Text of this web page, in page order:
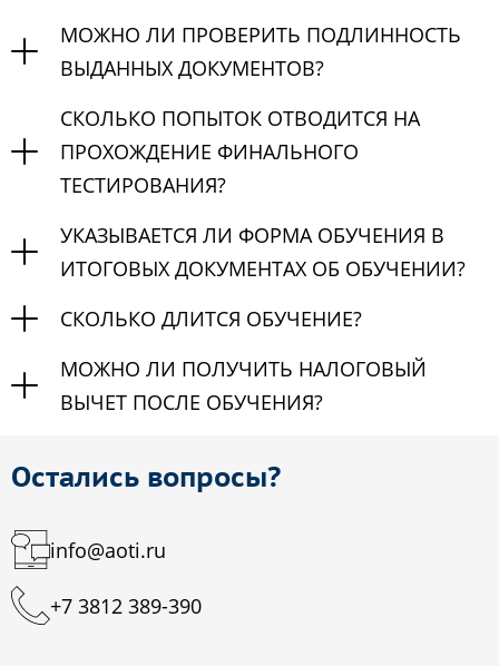
МОЖНО ЛИ ПРОВЕРИТЬ ПОДЛИННОСТЬ
ВЫДАННЫХ ДОКУМЕНТОВ?
СКОЛЬКО ПОПЫТОК ОТВОДИТСЯ НА
ПРОХОЖДЕНИЕ ФИНАЛЬНОГО
ТЕСТИРОВАНИЯ?
УКАЗЫВАЕТСЯ ЛИ ФОРМА ОБУЧЕНИЯ В
ИТОГОВЫХ ДОКУМЕНТАХ ОБ ОБУЧЕНИИ?
СКОЛЬКО ДЛИТСЯ ОБУЧЕНИЕ?
МОЖНО ЛИ ПОЛУЧИТЬ НАЛОГОВЫЙ
ВЫЧЕТ ПОСЛЕ ОБУЧЕНИЯ?
Остались вопросы?
info@aoti.ru
+7 3812 389-390